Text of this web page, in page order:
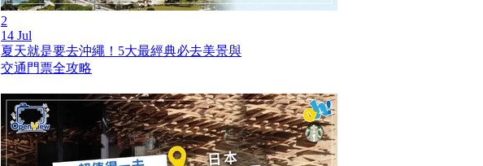
2
14 Jul
夏天就是要去沖繩！5大最經典必去美景與
交通門票全攻略